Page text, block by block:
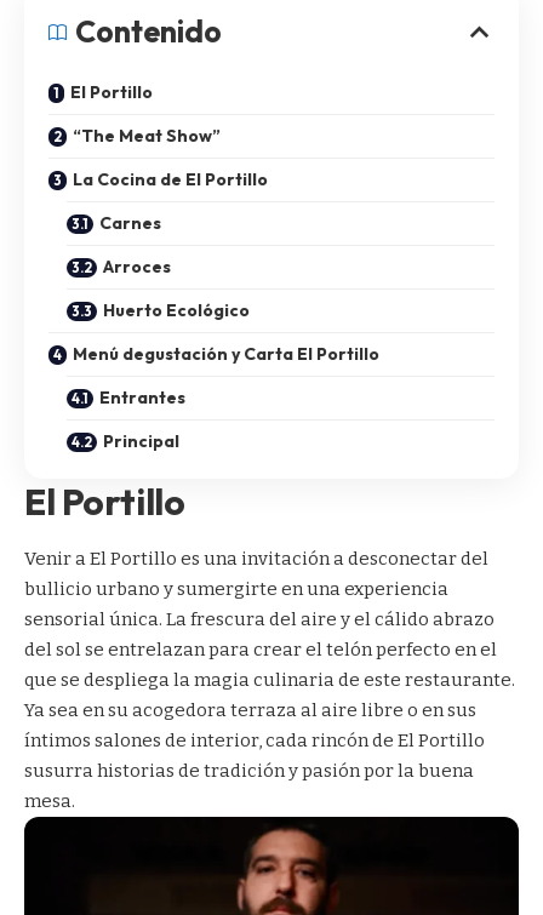
Contenido
El Portillo
“The Meat Show”
La Cocina de El Portillo
Carnes
Arroces
Huerto Ecológico
Menú degustación y Carta El Portillo
Entrantes
Principal
El Portillo
Venir a El Portillo es una invitación a desconectar del
bullicio urbano y sumergirte en una experiencia
sensorial única. La frescura del aire y el cálido abrazo
del sol se entrelazan para crear el telón perfecto en el
que se despliega la magia culinaria de este restaurante.
Ya sea en su acogedora terraza al aire libre o en sus
íntimos salones de interior, cada rincón de El Portillo
susurra historias de tradición y pasión por la buena
mesa.